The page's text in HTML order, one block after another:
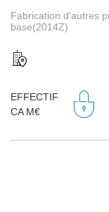
Fabrication d'autres
base(2014Z)
EFFECTIF
CA M€